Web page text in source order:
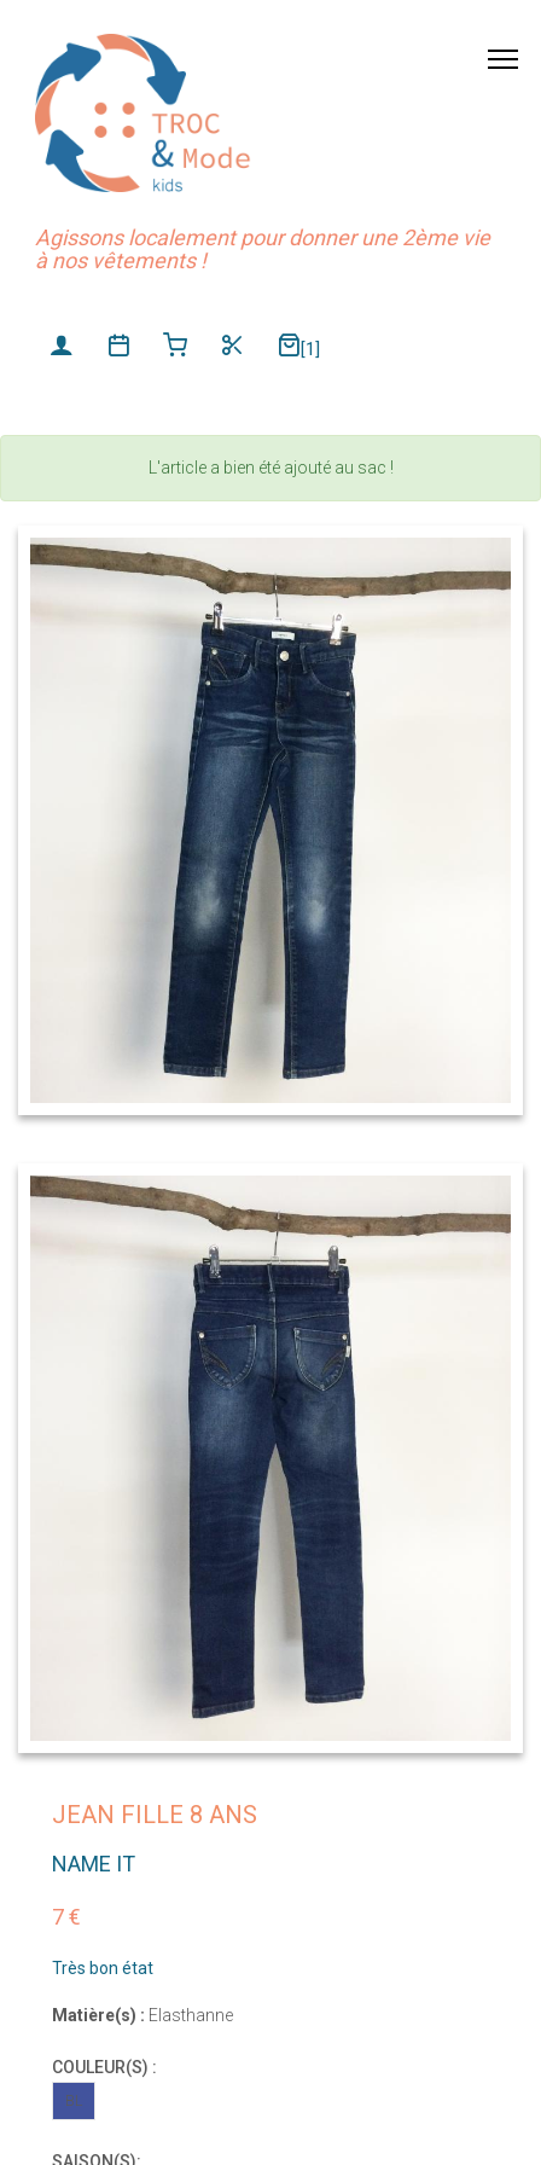
Agissons localement pour donner une 2ème vie
à nos vêtements !
[1]
L'article a bien été ajouté au sac !
JEAN FILLE 8 ANS
NAME IT
7 €
Très bon état
Matière(s) : Elasthanne
COULEUR(S) :
BL